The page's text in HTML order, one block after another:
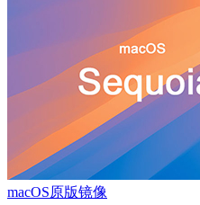
macOS原版镜像